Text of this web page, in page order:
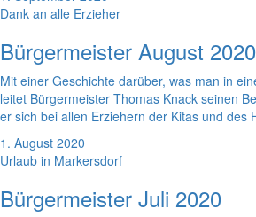
Dank an alle Erzieher
Bürgermeister August 2020
Mit einer Geschichte darüber, was man in
leitet Bürgermeister Thomas Knack seinen
er sich bei allen Erziehern der Kitas und des
1. August 2020
Urlaub in Markersdorf
Bürgermeister Juli 2020